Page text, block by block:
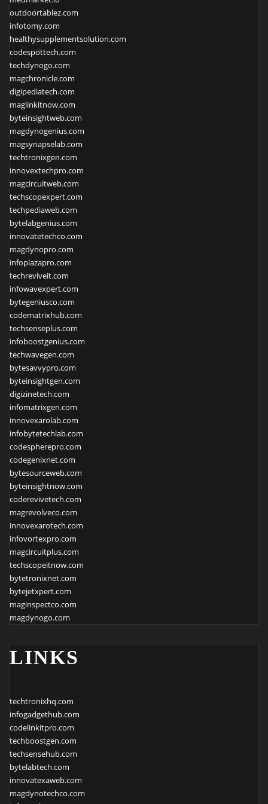
outdoortablez.com
infotomy.com
healthysupplementsolution.com
codespottech.com
techdynogo.com
magchronicle.com
digipediatech.com
maglinkitnow.com
byteinsightweb.com
magdynogenius.com
magsynapselab.com
techtronixgen.com
innovextechpro.com
magcircuitweb.com
techscopexpert.com
techpediaweb.com
bytelabgenius.com
innovatetechco.com
magdynopro.com
infoplazapro.com
techreviveit.com
infowavexpert.com
bytegeniusco.com
codematrixhub.com
techsenseplus.com
infoboostgenius.com
techwavegen.com
bytesavvypro.com
byteinsightgen.com
digizinetech.com
infomatrixgen.com
innovexarolab.com
infobytetechlab.com
codespherepro.com
codegenixnet.com
bytesourceweb.com
byteinsightnow.com
coderevivetech.com
magrevolveco.com
innovexarotech.com
infovortexpro.com
magcircuitplus.com
techscopeitnow.com
bytetronixnet.com
bytejetxpert.com
maginspectco.com
magdynogo.com
LINKS
techtronixhq.com
infogadgethub.com
codelinkitpro.com
techboostgen.com
techsensehub.com
bytelabtech.com
innovatexaweb.com
magdynotechco.com